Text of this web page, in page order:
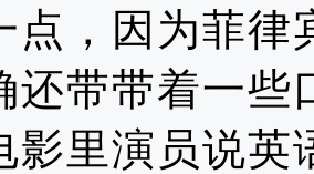
点，因为菲律
还带带着一些
影里演员说英